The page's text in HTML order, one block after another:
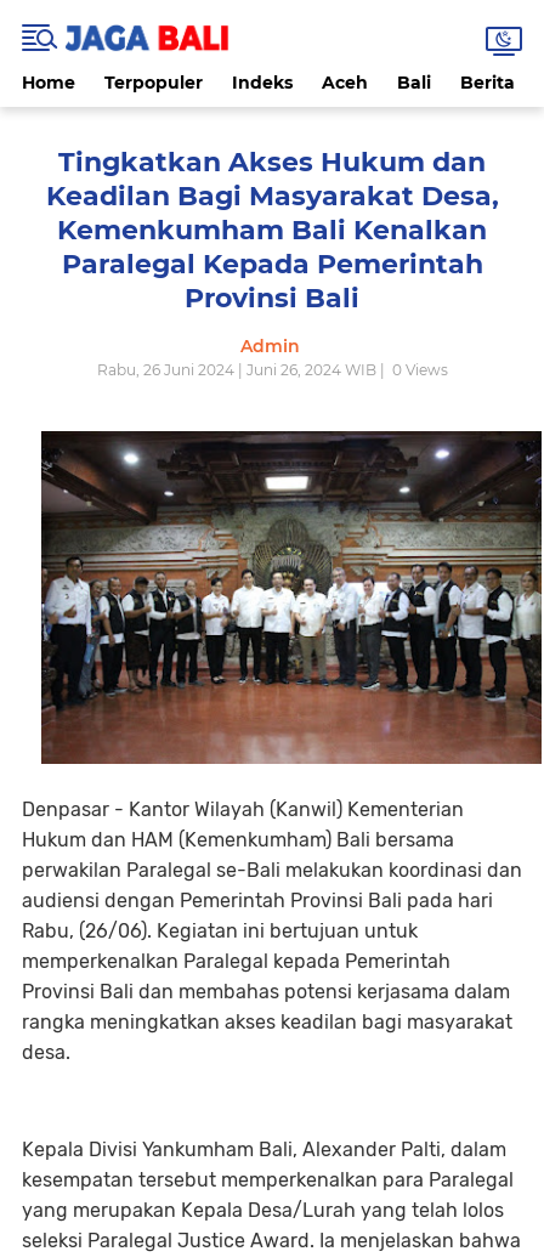
Home Terpopuler Indeks Aceh Bali Berita
Tingkatkan Akses Hukum dan
Keadilan Bagi Masyarakat Desa,
Kemenkumham Bali Kenalkan
Paralegal Kepada Pemerintah
Provinsi Bali
Admin
Rabu, 26 Juni 2024 | Juni 26, 2024 WIB | 0Views
Denpasar - Kantor Wilayah (Kanwil) Kementerian
Hukum dan HAM (Kemenkumham) Bali bersama
perwakilan Paralegal se-Bali melakukan koordinasi dan
audiensi dengan Pemerintah Provinsi Bali pada hari
Rabu, (26/06). Kegiatan ini bertujuan untuk
memperkenalkan Paralegal kepada Pemerintah
Provinsi Bali dan membahas potensi kerjasama dalam
rangka meningkatkan akses keadilan bagi masyarakat
desa.
Kepala Divisi Yankumham Bali, Alexander Palti, dalam
kesempatan tersebut memperkenalkan para Paralegal
yang merupakan Kepala Desa/Lurah yang telah lolos
seleksi Paralegal Justice Award. Ia menjelaskan bahwa